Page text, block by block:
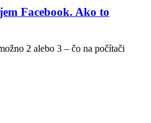
Facebook. Ako to
2 alebo 3 – čo na počítači